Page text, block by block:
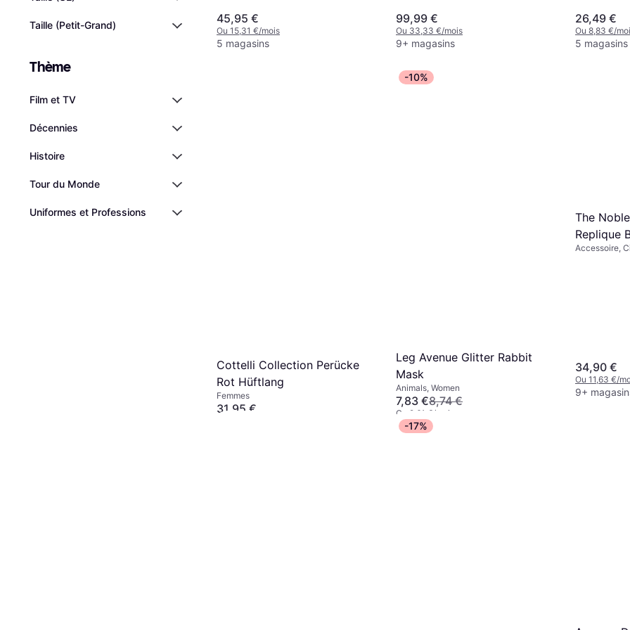
Taille (Petit-Grand)
Thème
Film et TV
Décennies
Histoire
Tour du Monde
Uniformes et Professions
45,95 €
Ou 15,31 €/mois
5 magasins
99,99 €
Ou 33,33 €/mois
9+ magasins
et Animation,
26,49 €
Ou 8,83 €/
5 magasins
Cottelli Collection Perücke
Rot Hüftlang
Femmes
31,95 €
-10%
Leg Avenue Glitter Rabbit
Mask
Animals, Women
7,83 €8,74 €
Ou 2,61 €/mois
9 magasins
The
Replique
Potter"
Accessoire,
34,90 €
Ou 11,63 €/
9+
-17%